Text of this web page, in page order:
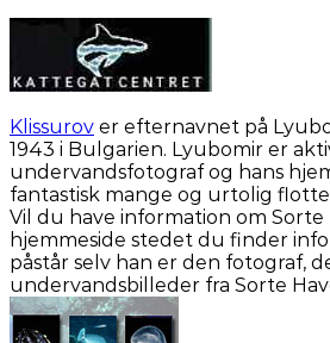
Klissurov er efternavnet på
1943 i Bulgarien. Lyubomir er
undervandsfotograf og hans
fantastisk mange og urtolig
Vil du have information om
hjemmeside stedet du finder
påstår selv han er den fotograf,
undervandsbilleder fra Sorte